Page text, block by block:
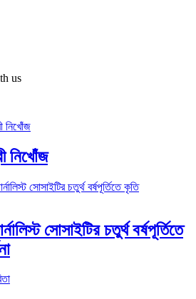
নিখোঁজ
সোসাইটির চতুর্থ বর্ষপূর্তিতে